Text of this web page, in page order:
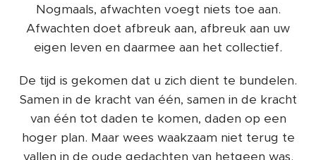
Nogmaals, afwachten voegt niets toe aan.
Afwachten doet afbreuk aan, afbreuk aan uw
eigen leven en daarmee aan het collectief.
De tijd is gekomen dat u zich dient te bundelen.
Samen in de kracht van één, samen in de kracht
van één tot daden te komen, daden op een
hoger plan. Maar wees waakzaam niet terug te
vallen in de oude gedachten van hetgeen was.